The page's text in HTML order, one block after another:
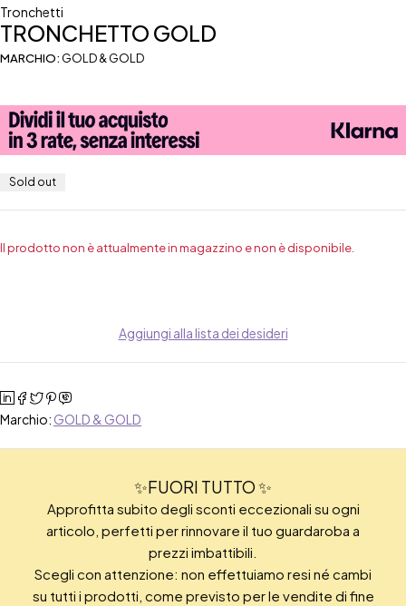
Tronchetti
TRONCHETTO GOLD
MARCHIO: GOLD & GOLD
Sold out
Il prodotto non è attualmente in magazzino e non è disponibile.
Aggiungi alla lista dei desideri
Marchio: GOLD & GOLD
✨FUORI TUTTO ✨
Approfitta subito degli sconti eccezionali su ogni
articolo, perfetti per rinnovare il tuo guardaroba a
prezzi imbattibili.
Scegli con attenzione: non effettuiamo resi né cambi
su tutti i prodotti, come previsto per le vendite di fine